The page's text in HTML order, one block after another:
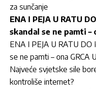
za sunčanje
ENA I PEJA U RATU
skandal se ne pamti –
ENA I PEJA U RATU DO
se ne pamti – ona GRCA
Najveće svjetske sile
kontroliše internet?